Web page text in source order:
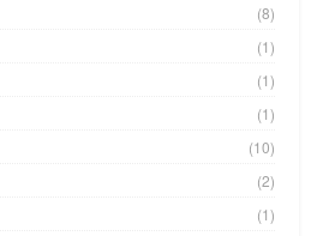
(8)
(1)
(1)
(1)
(10)
(2)
(1)